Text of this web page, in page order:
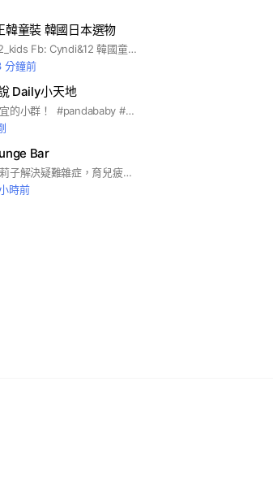
韓童裝 韓國日本選物
IG: @cyndi_12_kids Fb: Cyndi&12 韓國童裝 - 100%正韓童裝選物店🇰🇷 - 品質保證：與韓國檔口合作 - 寶寶-12歲小中大童裝都有 歡迎許願 - 不定期團購好物 🈲️ 拜託同業勿進 禁打廣告 🈲️ - 現貨2日內出貨 - 預購7-30日工作天 不接急單🙏🏻 #正韓童裝#小童#大童#嬰兒#團購#韓國代購
分鐘前
Daily小天地
這裡是動靜皆宜的小群！ ︎︎ #pandababy #育兒 #精選團購 #媽媽經 #營養品 #異膚 #欣陽
Bar
是一個讓所有莉子解決疑難雜症，育兒疲累的時候有出口，並把所有育兒好康都告訴莉子們的地方，希望大家要和平相處，不要口出惡言喔～
時前